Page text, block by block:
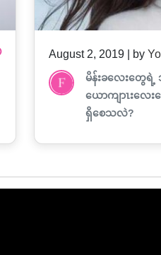
August 2, 2019 | by
မိန်းခလေးတွ
ယောကျာၤးလေ
ရှိစေသလဲ?